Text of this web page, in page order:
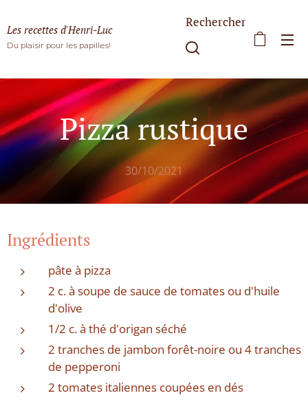
Les recettes d'Henri-Luc
Du plaisir pour les papilles!
Rechercher
Pizza rustique
30/10/2021
Ingrédients
pâte à pizza
2 c. à soupe de sauce de tomates ou d'huile
d'olive
1/2 c. à thé d'origan séché
2 tranches de jambon forêt-noire ou 4 tranches
de pepperoni
2 tomates italiennes coupées en dés